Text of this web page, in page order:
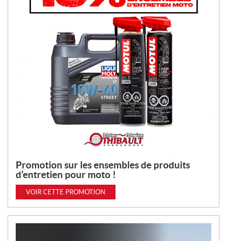
Promotion sur les ensembles de produits
d’entretien pour moto !
VOIR CETTE PROMOTION